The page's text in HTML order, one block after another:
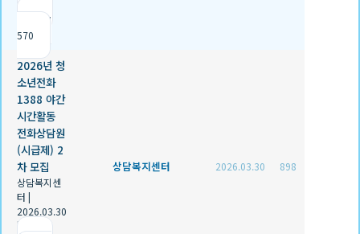
조회
570
2026년 청
소년전화
1388 야간
시간활동
전화상담원
(시급제) 2
차 모집
상담복지센
터 |
2026.03.30
|
상담복지센터 2026.03.30 898